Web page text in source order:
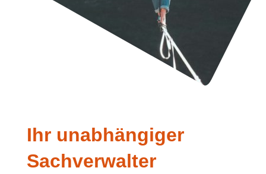
Ihr unabhängiger
Sachverwalter